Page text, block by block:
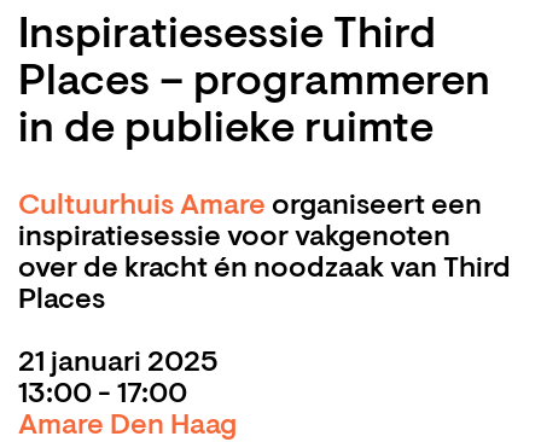
Inspiratiesessie Third
Places – programmeren
in de publieke ruimte
Cultuurhuis Amare organiseert een
inspiratiesessie voor vakgenoten
over de kracht én noodzaak van Third
Places
21 januari 2025
13:00 - 17:00
Amare Den Haag